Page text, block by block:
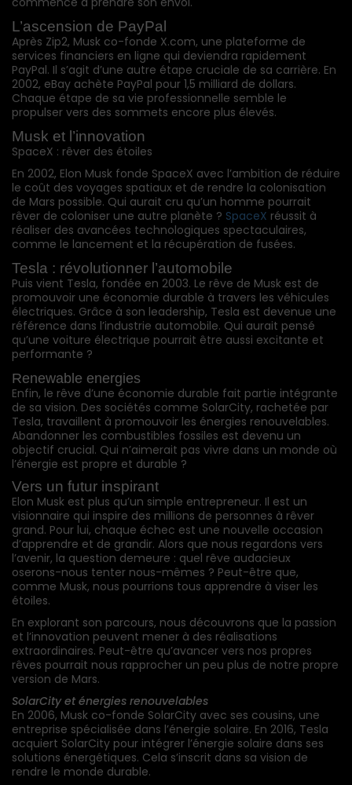
L’ascension de PayPal
Après Zip2, Musk co-fonde X.com, une plateforme de
services financiers en ligne qui deviendra rapidement
PayPal. Il s’agit d’une autre étape cruciale de sa carrière. En
2002, eBay achète PayPal pour 1,5 milliard de dollars.
Chaque étape de sa vie professionnelle semble le
propulser vers des sommets encore plus élevés.
Musk et l’innovation
SpaceX : rêver des étoiles
En 2002, Elon Musk fonde SpaceX avec l’ambition de réduire
le coût des voyages spatiaux et de rendre la colonisation
de Mars possible. Qui aurait cru qu’un homme pourrait
rêver de coloniser une autre planète ? SpaceX réussit à
réaliser des avancées technologiques spectaculaires,
comme le lancement et la récupération de fusées.
Tesla : révolutionner l’automobile
Puis vient Tesla, fondée en 2003. Le rêve de Musk est de
promouvoir une économie durable à travers les véhicules
électriques. Grâce à son leadership, Tesla est devenue une
référence dans l’industrie automobile. Qui aurait pensé
qu’une voiture électrique pourrait être aussi excitante et
performante ?
Renewable energies
Enfin, le rêve d’une économie durable fait partie intégrante
de sa vision. Des sociétés comme SolarCity, rachetée par
Tesla, travaillent à promouvoir les énergies renouvelables.
Abandonner les combustibles fossiles est devenu un
objectif crucial. Qui n’aimerait pas vivre dans un monde où
l’énergie est propre et durable ?
Vers un futur inspirant
Elon Musk est plus qu’un simple entrepreneur. Il est un
visionnaire qui inspire des millions de personnes à rêver
grand. Pour lui, chaque échec est une nouvelle occasion
d’apprendre et de grandir. Alors que nous regardons vers
l’avenir, la question demeure : quel rêve audacieux
oserons-nous tenter nous-mêmes ? Peut-être que,
comme Musk, nous pourrions tous apprendre à viser les
étoiles.
En explorant son parcours, nous découvrons que la passion
et l’innovation peuvent mener à des réalisations
extraordinaires. Peut-être qu’avancer vers nos propres
rêves pourrait nous rapprocher un peu plus de notre propre
version de Mars.
SolarCity et énergies renouvelables
En 2006, Musk co-fonde SolarCity avec ses cousins, une
entreprise spécialisée dans l’énergie solaire. En 2016, Tesla
acquiert SolarCity pour intégrer l’énergie solaire dans ses
solutions énergétiques. Cela s’inscrit dans sa vision de
rendre le monde durable.